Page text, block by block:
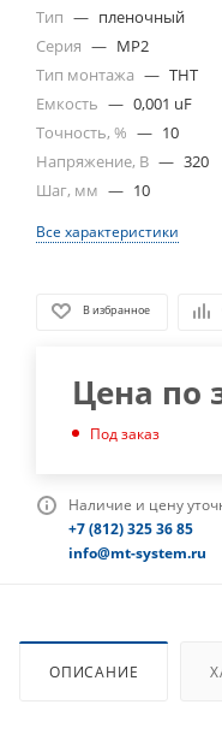
Тип — пленочный
Серия — MP2
Тип монтажа — THT
Емкость — 0,001 uF
Точность, % — 10
Напряжение, В — 320
Шаг, мм — 10
Все характеристики
В избранное
Цена по
Под заказ
Наличие и цену
+7 (812) 325 36 85
info@mt-system.ru
ОПИСАНИЕ